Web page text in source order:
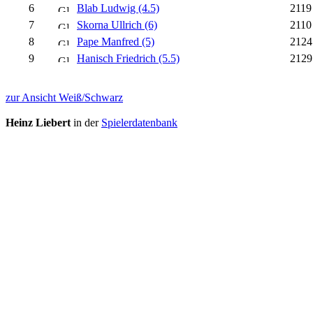
6
Blab Ludwig (4.5)
2119
7
Skorna Ullrich (6)
2110
8
Pape Manfred (5)
2124
9
Hanisch Friedrich (5.5) 2129
zur Ansicht Weiß/Schwarz
Heinz Liebert in der Spielerdatenbank